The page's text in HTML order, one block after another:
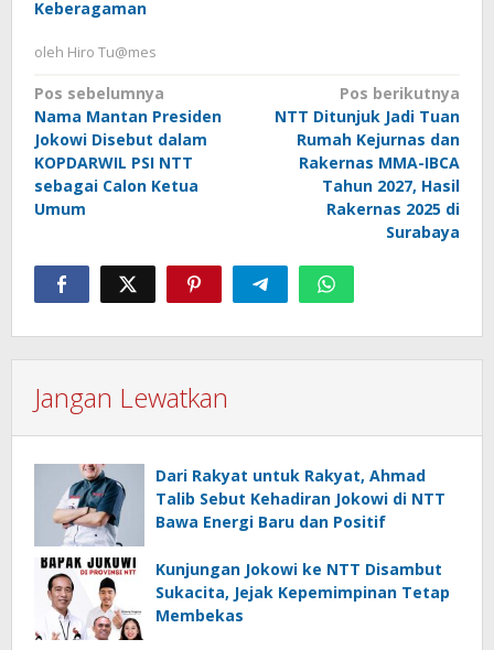
Keberagaman
oleh Hiro Tu@mes
Navigasi
pos
Pos sebelumnya
Nama Mantan Presiden
Jokowi Disebut dalam
KOPDARWIL PSI NTT
sebagai Calon Ketua
Umum
Pos berikutnya
NTT Ditunjuk Jadi Tuan
Rumah Kejurnas dan
Rakernas MMA-IBCA
Tahun 2027, Hasil
Rakernas 2025 di
Surabaya
Jangan Lewatkan
Dari Rakyat untuk Rakyat, Ahmad
Talib Sebut Kehadiran Jokowi di NTT
Bawa Energi Baru dan Positif
Kunjungan Jokowi ke NTT Disambut
Sukacita, Jejak Kepemimpinan Tetap
Membekas